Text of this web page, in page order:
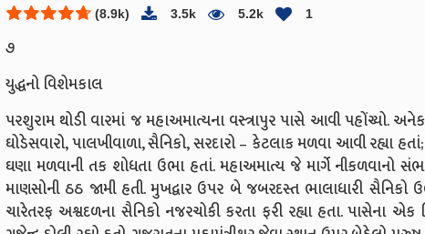
(8.9k) 3.5k 5.2k 1
૭
યુદ્ધનો વિશેમકાલ
પરશુરામ થોડી વારમાં જ મહાઅમાત્યના વસ્ત્રાપુર પાસે આવી પહોંચ્યો.
ઘોડેસવારો, પાલખીવાળા, સૈનિકો, સરદારો – કેટલાક મળવા આવી રહ્યા
ઘણા મળવાની તક શોધતા ઉભા હતાં. મહાઅમાત્ય જે માર્ગે નીકળવાનો
માણસોની ઠઠ જામી હતી. મુખદ્વાર ઉપર બે જબરદસ્ત ભાલાધારી
ચારેતરફ અશ્વદળના સૈનિકો નજરચોકી કરતા ફરી રહ્યા હતા. પાસેના